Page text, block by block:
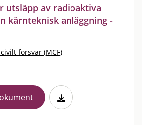
utsläpp av radioaktiva
kärnteknisk anläggning -
försvar (MCF)